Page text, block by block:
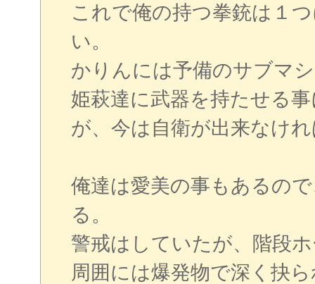
これで俺の持つ拳銃は１
い。
かりんには予備のサブマ
姫萩達に武器を持たせる
が、今は自衛が出来なけ
俺達は愛美の事もあるの
る。
警戒はしていたが、階段
周囲には爆発物で深く抉